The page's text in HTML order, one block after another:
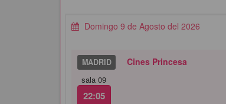
Domingo 9 de Agosto del 2026
MADRID Cines Princesa
sala 09
22:05